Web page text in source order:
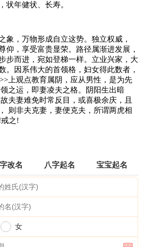
年健状、长寿。
，万物形成自立这势。独立权威，
仰，享受富贵显荣。路径属渐进发展，
步而进，宛如登梯一样。立业兴家，大
。因系伟大的首领格，妇女得此数者，
上观点教育属阴，应从男性，是为先
之运，即妻凌夫之格。阴阳生出暗
夫妻难免时常反目，或喜极余庆，且
则非夫克妻，妻便克夫，所谓两虎相
之!
改名 八字起名 宝宝起名
女